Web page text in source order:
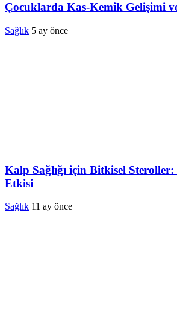
Çocuklarda Kas-Kemik Gelişimi
Sağlık 5 ay önce
Kalp Sağlığı için Bitkisel
Etkisi
Sağlık 11 ay önce